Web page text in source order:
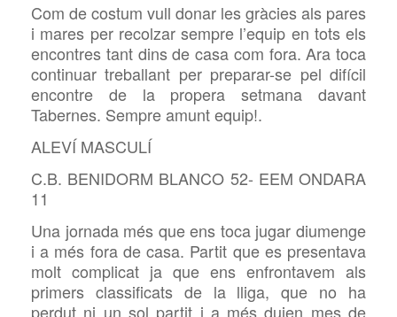
Com de costum vull donar les gràcies als pares
i mares per recolzar sempre l’equip en tots els
encontres tant dins de casa com fora. Ara toca
continuar treballant per preparar-se pel difícil
encontre de la propera setmana davant
Tabernes. Sempre amunt equip!.
ALEVÍ MASCULÍ
C.B. BENIDORM BLANCO 52- EEM ONDARA
11
Una jornada més que ens toca jugar diumenge
i a més fora de casa. Partit que es presentava
molt complicat ja que ens enfrontavem als
primers classificats de la lliga, que no ha
perdut ni un sol partit i a més duien mes de